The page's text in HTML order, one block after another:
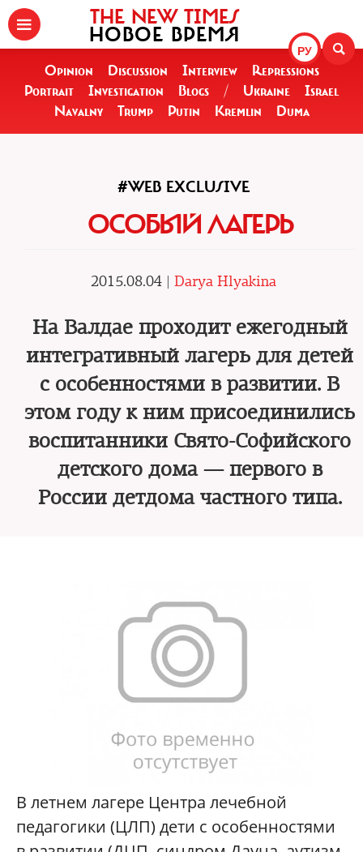
РУ
THE NEW TIMES
НОВОЕ ВРЕМЯ
Opinion Discussion Interview
Repressions
Portrait
Investigation Blogs / Ukraine
Israel
Navalny
Trump Putin Kremlin Duma
#WEB EXCLUSIVE
ОСОБЫЙ ЛАГЕРЬ
2015.08.04 | Darya Hlyakina
На Валдае проходит ежегодный
интегративный лагерь для детей
с особенностями в развитии. В
этом году к ним присоединились
воспитанники Свято-Софийского
детского дома — первого в
России детдома частного типа.
В летнем лагере Центра лечебной
педагогики (ЦЛП) дети с особенностями